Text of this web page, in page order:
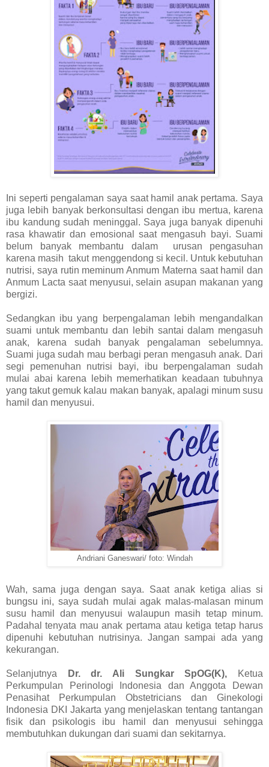
Ini seperti pengalaman saya saat hamil anak pertama. Saya
juga lebih banyak berkonsultasi dengan ibu mertua, karena
ibu kandung sudah meninggal. Saya juga banyak dipenuhi
rasa khawatir dan emosional saat mengasuh bayi. Suami
belum banyak membantu dalam urusan pengasuhan
karena masih takut menggendong si kecil. Untuk kebutuhan
nutrisi, saya rutin meminum Anmum Materna saat hamil dan
Anmum Lacta saat menyusui, selain asupan makanan yang
bergizi.
Sedangkan ibu yang berpengalaman lebih mengandalkan
suami untuk membantu dan lebih santai dalam mengasuh
anak, karena sudah banyak pengalaman sebelumnya.
Suami juga sudah mau berbagi peran mengasuh anak. Dari
segi pemenuhan nutrisi bayi, ibu berpengalaman sudah
mulai abai karena lebih memerhatikan keadaan tubuhnya
yang takut gemuk kalau makan banyak, apalagi minum susu
hamil dan menyusui.
Andriani Ganeswari/ foto: Windah
Wah, sama juga dengan saya. Saat anak ketiga alias si
bungsu ini, saya sudah mulai agak malas-malasan minum
susu hamil dan menyusui walaupun masih tetap minum.
Padahal tenyata mau anak pertama atau ketiga tetap harus
dipenuhi kebutuhan nutrisinya. Jangan sampai ada yang
kekurangan.
Selanjutnya Dr. dr. Ali Sungkar SpOG(K),
Ketua
Perkumpulan Perinologi Indonesia dan Anggota Dewan
Penasihat Perkumpulan Obstetricians dan Ginekologi
Indonesia DKI Jakarta yang menjelaskan tentang tantangan
fisik dan psikologis ibu hamil dan menyusui sehingga
membutuhkan dukungan dari suami dan sekitarnya.